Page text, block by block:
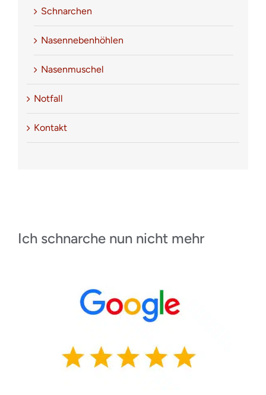
Schnarchen
Nasennebenhöhlen
Nasenmuschel
Notfall
Kontakt
Ich schnarche nun nicht mehr